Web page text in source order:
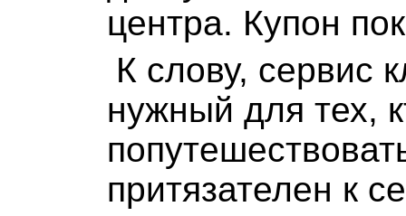
центра. Купон
К слову, сервис
нужный для тех,
притязателен к